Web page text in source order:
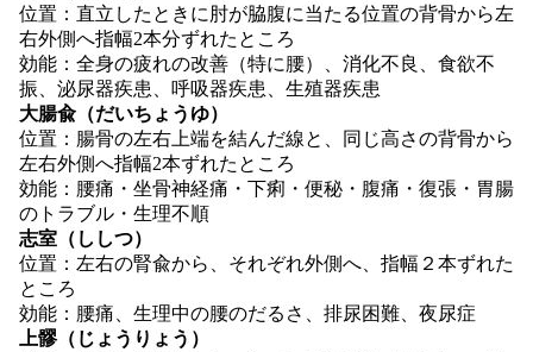
位置：直立したときに肘が脇腹に当たる位置の背骨から左
右外側へ指幅2本分ずれたところ
効能：全身の疲れの改善（特に腰）、消化不良、食欲不
振、泌尿器疾患、呼吸器疾患、生殖器疾患
大腸兪（だいちょうゆ）
位置：腸骨の左右上端を結んだ線と、同じ高さの背骨から
左右外側へ指幅2本ずれたところ
効能：腰痛・坐骨神経痛・下痢・便秘・腹痛・復張・胃腸
のトラブル・生理不順
志室（ししつ）
位置：左右の腎兪から、それぞれ外側へ、指幅２本ずれた
ところ
効能：腰痛、生理中の腰のだるさ、排尿困難、夜尿症
上髎（じょうりょう）